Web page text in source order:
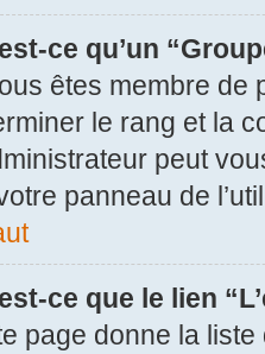
ce qu’un
êtes membre de
le rang et la
peut
panneau de
ce que le lien
page donne la